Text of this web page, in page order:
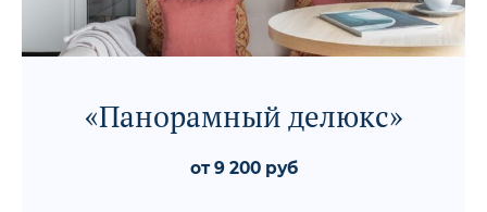
«Панорамный делюкс»
от 9 200 руб